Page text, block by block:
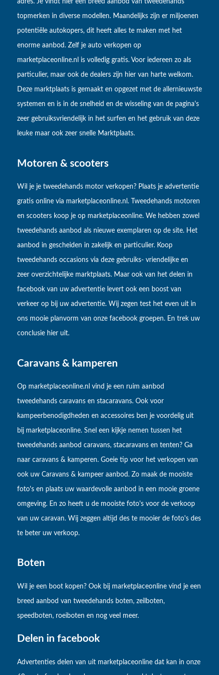
adres. Je vindt hier een breed aanbod van tweedehands
topmerken in diverse modellen. Maandelijks zijn er miljoenen
potentiële autokopers, dit heeft alles te maken met het
enorme aanbod. Zelf je auto verkopen op
marketplaceonline.nl is volledig gratis. Voor iedereen zo als
particulier, maar ook de dealers zijn hier van harte welkom.
Deze marktplaats is gemaakt en opgezet met de allernieuwste
systemen en is in de snelheid en de wisseling van de pagina's
zeer gebruiksvriendelijk in het surfen en het gebruik van deze
leuke maar ook zeer snelle Marktplaats.
Motoren & scooters
Wil je je tweedehands motor verkopen? Plaats je advertentie
gratis online via marketplaceonline.nl. Tweedehands motoren
en scooters koop je op marketplaceonline. We hebben zowel
tweedehands aanbod als nieuwe exemplaren op de site. Het
aanbod in gescheiden in zakelijk en particulier. Koop
tweedehands occasions via deze gebruiks- vriendelijke en
zeer overzichtelijke marktplaats. Maar ook van het delen in
facebook van uw advertentie levert ook een boost van
verkeer op bij uw advertentie. Wij zegen test het even uit in
ons mooie planvorm van onze facebook groepen. En trek uw
conclusie hier uit.
Caravans & kamperen
Op marketplaceonline.nl vind je een ruim aanbod
tweedehands caravans en stacaravans. Ook voor
kampeerbenodigdheden en accessoires ben je voordelig uit
bij marketplaceonline. Snel een kijkje nemen tussen het
tweedehands aanbod caravans, stacaravans en tenten? Ga
naar caravans & kamperen. Goeie tip voor het verkopen van
ook uw Caravans & kampeer aanbod. Zo maak de mooiste
foto's en plaats uw waardevolle aanbod in een mooie groene
omgeving. En zo heeft u de mooiste foto's voor de verkoop
van uw caravan. Wij zeggen altijd des te mooier de foto's des
te beter uw verkoop.
Boten
Wil je een boot kopen? Ook bij marketplaceonline vind je een
breed aanbod van tweedehands boten, zeilboten,
speedboten, roeiboten en nog veel meer.
Delen in facebook
Advertenties delen van uit marketplaceonline dat kan in onze